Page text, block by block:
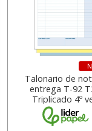
Talonario de
entrega T-92
Triplicado 4º